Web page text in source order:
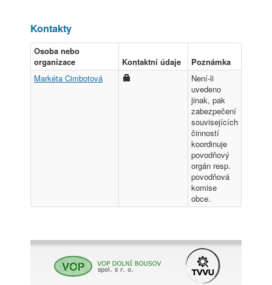
Kontakty
Osoba nebo
organizace
Kontaktní údaje
Poznámka
Markéta Cimbotová
Není-li
uvedeno
jinak, pak
zabezpečení
souvisejících
činností
koordinuje
povodňový
orgán resp.
povodňová
komise
obce.